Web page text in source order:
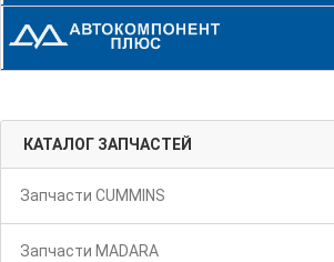
КАТАЛОГ ЗАПЧАСТЕЙ
Запчасти CUMMINS
Запчасти MADARA